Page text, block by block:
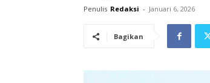
Penulis Redaksi - Januari 6, 2026
Bagikan